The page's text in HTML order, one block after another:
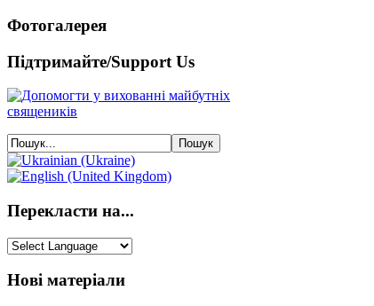
Фотогалерея
Підтримайте/Support Us
Перекласти на...
Нові матеріали